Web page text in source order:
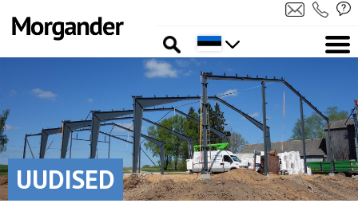
UUDISED